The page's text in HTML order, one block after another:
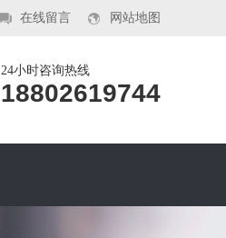
在线留言 网站地图
24小时咨询热线
18802619744